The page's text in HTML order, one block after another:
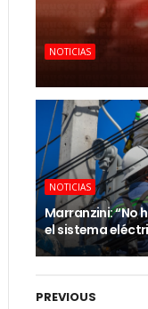
NOTICIAS
NOTICIAS
Marranzini: “No
el sistema
PREVIOUS